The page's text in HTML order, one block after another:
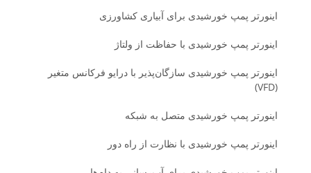
اینورتر پمپ خورشیدی برای آبیاری کشاورزی
اینورتر پمپ خورشیدی با حفاظت از ولتاژ
اینورتر پمپ خورشیدی سازگان‌پذیر با درایو فرکانس متغیر
(VFD)
اینورتر پمپ خورشیدی متصل به شبکه
اینورتر پمپ خورشیدی با نظارت از راه دور